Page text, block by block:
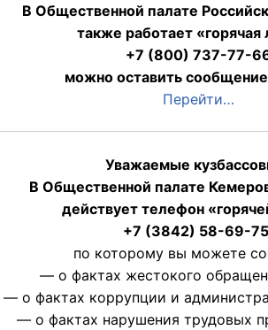
В Общественной палате
также работает «горячая
+7 (800) 737-77-
можно оставить сообщение
Перейти…
Уважаемые
В Общественной палате
действует телефон
+7 (3842) 58-69-
по которому вы можете
— о фактах жестокого
— о фактах коррупции и
— о фактах нарушения трудовых